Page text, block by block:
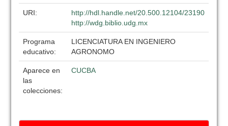
URI:
http://hdl.handle.net/20.500.12104/23190
http://wdg.biblio.udg.mx
Programa
educativo:
LICENCIATURA EN INGENIERO
AGRONOMO
Aparece en
las
colecciones:
CUCBA